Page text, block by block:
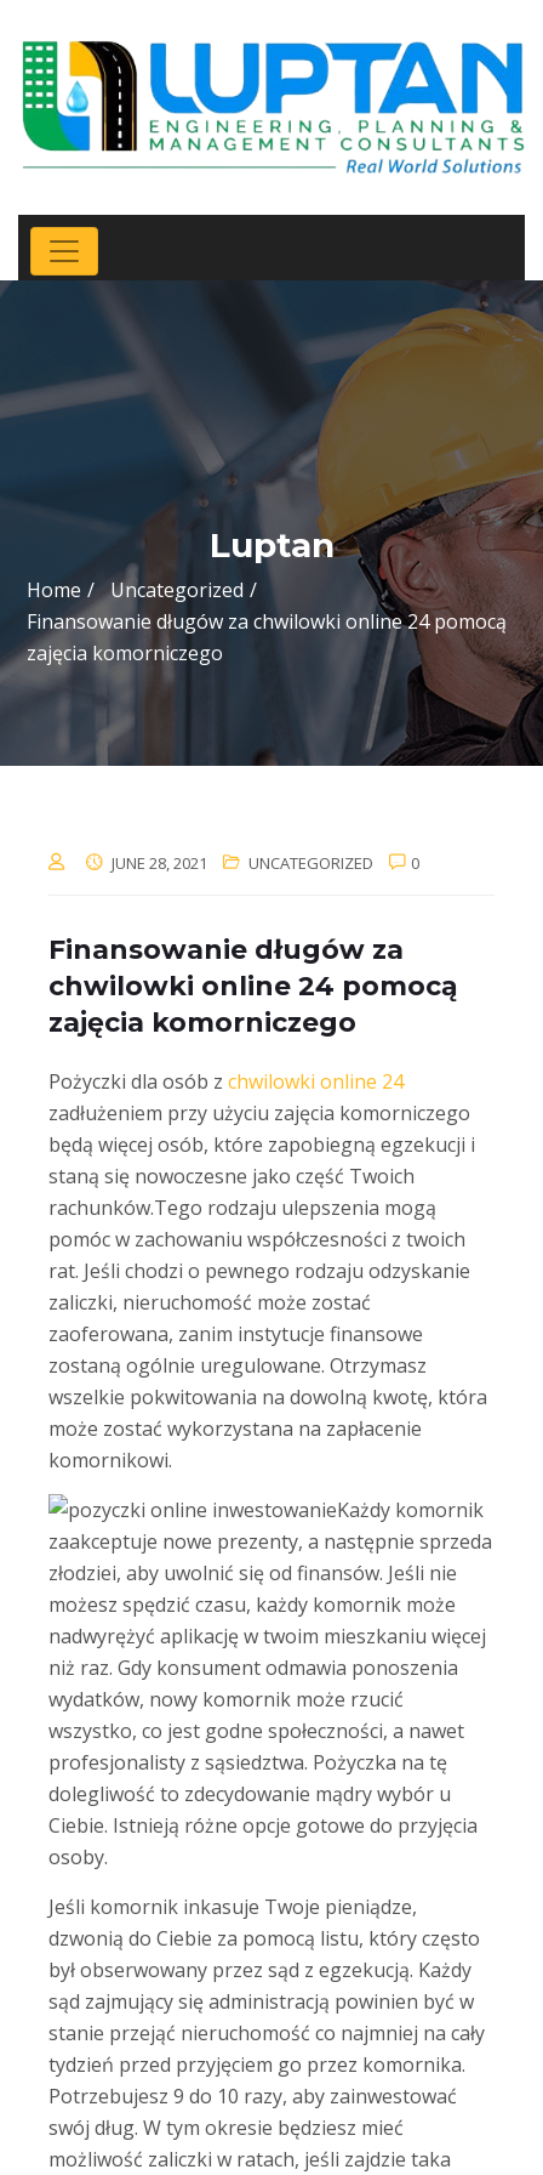
Luptan
Home
Uncategorized
Finansowanie długów za chwilowki online 24 pomocą
zajęcia komorniczego
JUNE 28, 2021 UNCATEGORIZED 0
Finansowanie długów za
chwilowki online 24 pomocą
zajęcia komorniczego
Pożyczki dla osób z chwilowki online 24
zadłużeniem przy użyciu zajęcia komorniczego
będą więcej osób, które zapobiegną egzekucji i
staną się nowoczesne jako część Twoich
rachunków.Tego rodzaju ulepszenia mogą
pomóc w zachowaniu współczesności z twoich
rat. Jeśli chodzi o pewnego rodzaju odzyskanie
zaliczki, nieruchomość może zostać
zaoferowana, zanim instytucje finansowe
zostaną ogólnie uregulowane. Otrzymasz
wszelkie pokwitowania na dowolną kwotę, która
może zostać wykorzystana na zapłacenie
komornikowi.
Każdy komornik
zaakceptuje nowe prezenty, a następnie sprzeda
złodziei, aby uwolnić się od finansów. Jeśli nie
możesz spędzić czasu, każdy komornik może
nadwyrężyć aplikację w twoim mieszkaniu więcej
niż raz. Gdy konsument odmawia ponoszenia
wydatków, nowy komornik może rzucić
wszystko, co jest godne społeczności, a nawet
profesjonalisty z sąsiedztwa. Pożyczka na tę
dolegliwość to zdecydowanie mądry wybór u
Ciebie. Istnieją różne opcje gotowe do przyjęcia
osoby.
Jeśli komornik inkasuje Twoje pieniądze,
dzwonią do Ciebie za pomocą listu, który często
był obserwowany przez sąd z egzekucją. Każdy
sąd zajmujący się administracją powinien być w
stanie przejąć nieruchomość co najmniej na cały
tydzień przed przyjęciem go przez komornika.
Potrzebujesz 9 do 10 razy, aby zainwestować
swój dług. W tym okresie będziesz mieć
możliwość zaliczki w ratach, jeśli zajdzie taka